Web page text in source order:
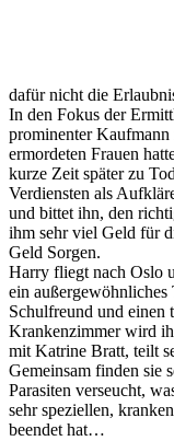
dafür nicht die
In den Fokus der
prominenter
ermordeten Frauen
kurze Zeit später zu
Verdiensten als
und bittet ihn, den
ihm sehr viel Geld für
Geld Sorgen.
Harry fliegt nach Oslo
ein außergewöhnliches
Schulfreund und einen
Krankenzimmer wird
mit Katrine Bratt, teilt
Gemeinsam finden sie
Parasiten verseucht,
sehr speziellen,
beendet hat…